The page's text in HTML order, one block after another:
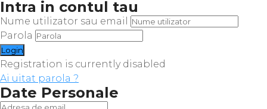
Intra in contul tau
Nume utilizator sau email
Parola
Registration is currently disabled
Ai uitat parola ?
Date Personale